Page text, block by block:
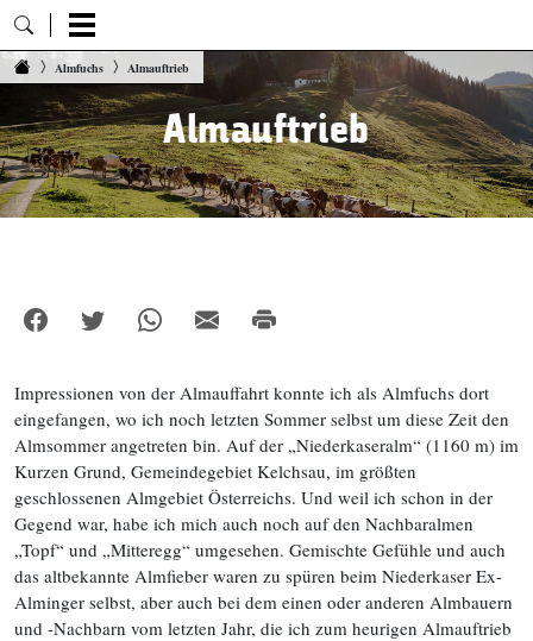
Zum Inhalt springen
Almfuchs Almauftrieb
Almauftrieb
Impressionen von der Almauffahrt konnte ich als Almfuchs dort
eingefangen, wo ich noch letzten Sommer selbst um diese Zeit den
Almsommer angetreten bin. Auf der „Niederkaseralm“ (1160 m) im
Kurzen Grund, Gemeindegebiet Kelchsau, im größten
geschlossenen Almgebiet Österreichs. Und weil ich schon in der
Gegend war, habe ich mich auch noch auf den Nachbaralmen
„Topf“ und „Mitteregg“ umgesehen. Gemischte Gefühle und auch
das altbekannte Almfieber waren zu spüren beim Niederkaser Ex-
Alminger selbst, aber auch bei dem einen oder anderen Almbauern
und -Nachbarn vom letzten Jahr, die ich zum heurigen Almauftrieb